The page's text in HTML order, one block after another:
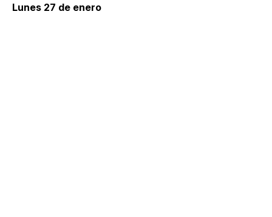
Lunes 27 de enero